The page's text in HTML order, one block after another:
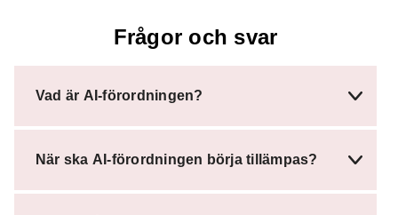
Frågor och svar
Vad är AI-förordningen?
När ska AI-förordningen börja tillämpas?